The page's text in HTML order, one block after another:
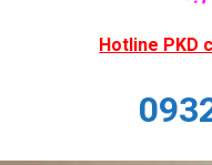
Hotline PKD